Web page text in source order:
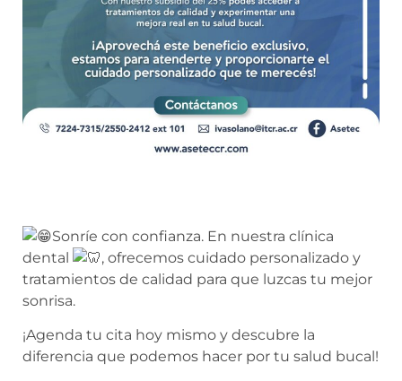
Sonríe con confianza. En nuestra clínica
dental
, ofrecemos cuidado personalizado y
tratamientos de calidad para que luzcas tu mejor
sonrisa.
¡Agenda tu cita hoy mismo y descubre la
diferencia que podemos hacer por tu salud bucal!